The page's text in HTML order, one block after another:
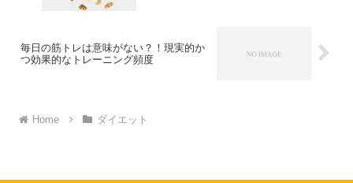
毎日の筋トレは意味がない？！現実的か
つ効果的なトレーニング頻度
Home ダイエット